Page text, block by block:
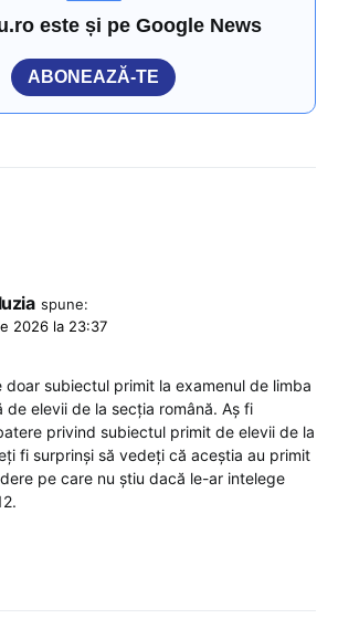
este și pe Google News
ABONEAZĂ-TE
spune:
2026 la 23:37
doar subiectul primit la examenul de limba
de elevii de la secția română. Aș fi
privind subiectul primit de elevii de la
fi surprinși să vedeți că aceștia au primit
pe care nu știu dacă le-ar intelege